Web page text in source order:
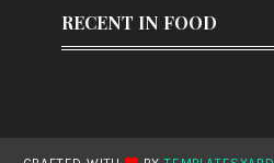
RECENT IN FOOD